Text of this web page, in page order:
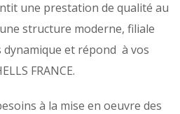
une prestation de qualité au
structure moderne, filiale
dynamique et répond à vos
FRANCE.
à la mise en oeuvre des